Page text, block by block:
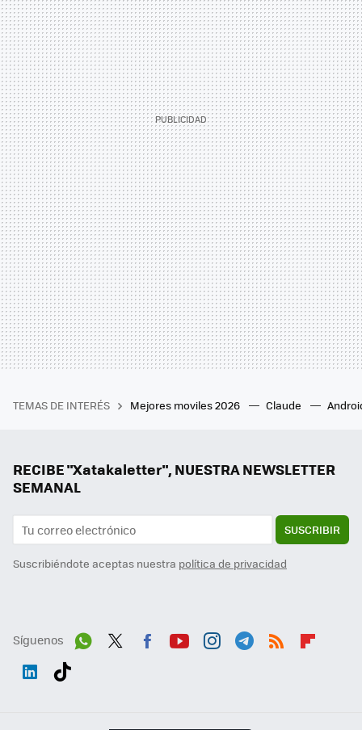
TEMAS DE INTERÉS Mejores moviles 2026 Claude
RECIBE "Xatakaletter", NUESTRA NEWSLETTER
SEMANAL
SUSCRIBIR
Suscribiéndote aceptas nuestra política de privacidad
Síguenos